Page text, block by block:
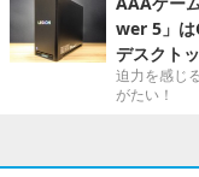
wer 5」は
デスクト
迫力を感じ
がたい！